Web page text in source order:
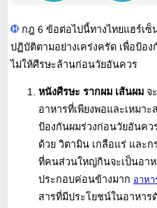
กฎ 6 ข้อต่อไปนี้ทางไทยแฮร์เซ็
ปฏิบัติตามอย่างเคร่งครัด เพื่อป้อ
ไม่ให้ศีรษะล้านก่อนวัยอันควร
หนังศีรษะ รากผม เส้นผม จ
อาหารที่เพียงพอและเหมา
ป้องกันผมร่วงก่อนวัยอันคว
ด้วย วิตามิน เกลือแร่ และ
ที่คนส่วนใหญ่กินจะเป็นอา
ประกอบค่อนข้างมาก อาห
สารที่มีประโยชน์ในอาหาร